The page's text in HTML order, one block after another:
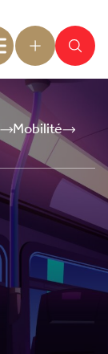
Mobilité